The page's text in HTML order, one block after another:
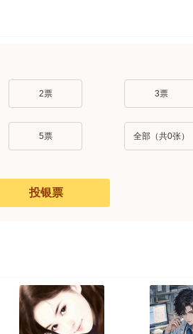
2票 3票
5票 全部（共0张）
投银票